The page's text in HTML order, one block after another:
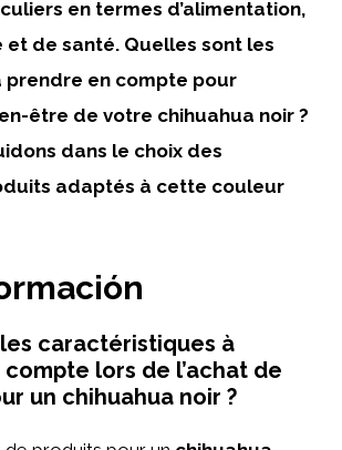
en termes d’alimentation,
de santé. Quelles sont les
prendre en compte pour
être de votre chihuahua noir ?
dans le choix des
adaptés à cette couleur
caractéristiques à
lors de l’achat de
un chihuahua noir ?